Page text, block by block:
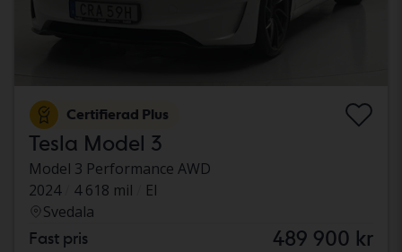
Certifierad Plus
Tesla Model 3
Model 3 Performance AWD
2024
4 618 mil
El
Svedala
Fast pris 489 900 kr